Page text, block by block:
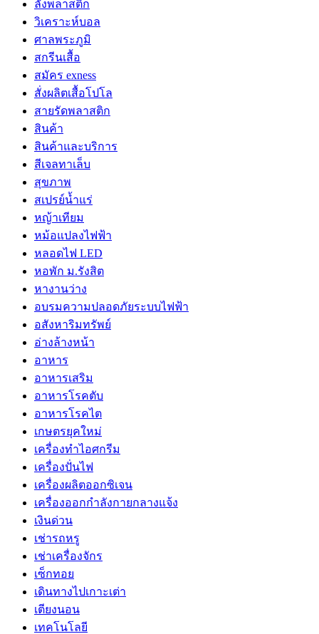
ลังพลาสติก
วิเคราะห์บอล
ศาลพระภูมิ
สกรีนเสื้อ
สมัคร exness
สั่งผลิตเสื้อโปโล
สายรัดพลาสติก
สินค้า
สินค้าและบริการ
สีเจลทาเล็บ
สุขภาพ
สเปรย์น้ำแร่
หญ้าเทียม
หม้อแปลงไฟฟ้า
หลอดไฟ LED
หอพัก ม.รังสิต
หางานว่าง
อบรมความปลอดภัยระบบไฟฟ้า
อสังหาริมทรัพย์
อ่างล้างหน้า
อาหาร
อาหารเสริม
อาหารโรคตับ
อาหารโรคไต
เกษตรยุคใหม่
เครื่องทำไอศกรีม
เครื่องปั่นไฟ
เครื่องผลิตออกซิเจน
เครื่องออกกำลังกายกลางแจ้ง
เงินด่วน
เช่ารถหรู
เช่าเครื่องจักร
เซ็กทอย
เดินทางไปเกาะเต่า
เตียงนอน
เทคโนโลยี